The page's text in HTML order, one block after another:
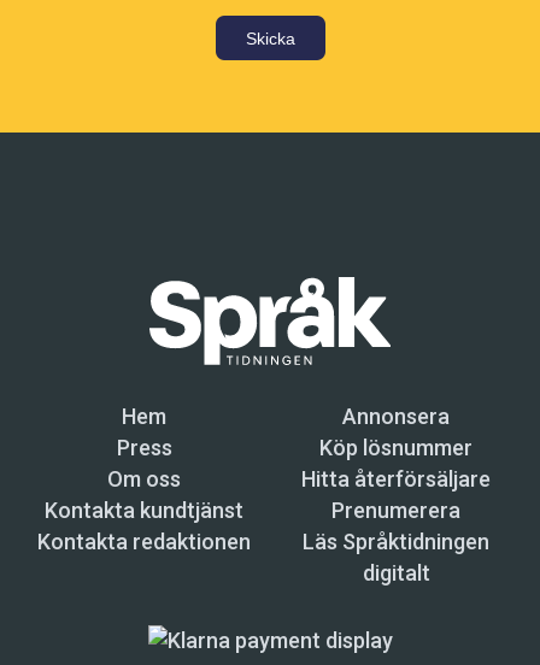
Skicka
Hem
Annonsera
Press
Köp lösnummer
Om oss
Hitta återförsäljare
Kontakta kundtjänst
Prenumerera
Kontakta redaktionen
Läs Språktidningen
digitalt